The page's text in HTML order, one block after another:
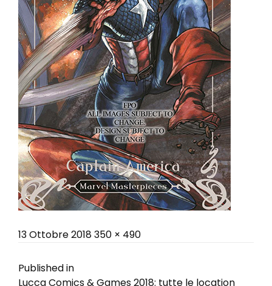
Posted
13 Ottobre 2018Full
350 × 490
Navigazione
Published in
Lucca Comics & Games 2018: tutte le location